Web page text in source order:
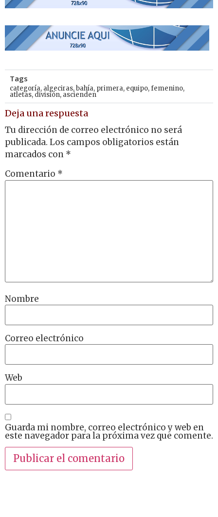
Tags
categoría, algeciras,bahía, primera, equipo,femenino,
atletas, división, ascienden
Deja una respuesta
Tu dirección de correo electrónico no será
publicada. Los campos obligatorios están
marcados con *
Comentario *
Nombre
Correo electrónico
Web
Guarda mi nombre, correo electrónico y web en
este navegador para la próxima vez que comente.